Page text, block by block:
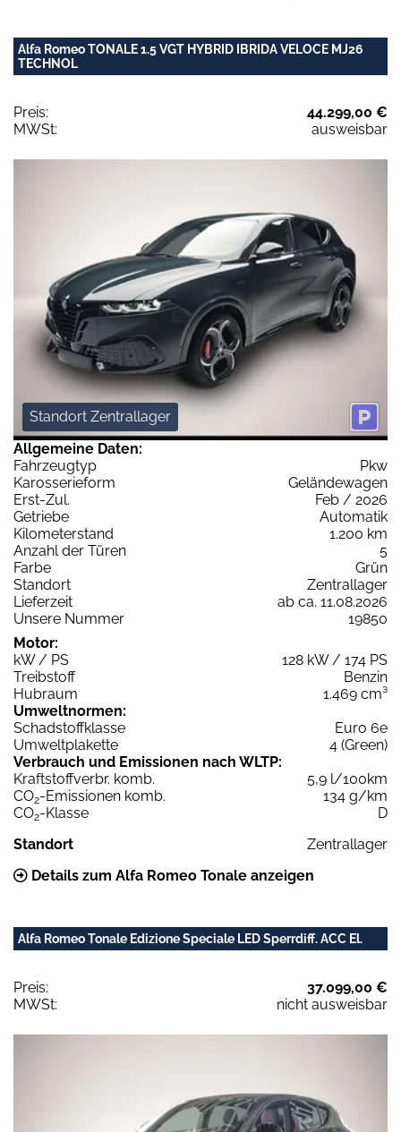
Alfa Romeo TONALE 1.5 VGT HYBRID IBRIDA VELOCE MJ26
TECHNOL
Preis:
44.299,00 €
MWSt:
ausweisbar
Standort Zentrallager
Allgemeine Daten:
Fahrzeugtyp
Pkw
Karosserieform
Geländewagen
Erst-Zul.
Feb / 2026
Getriebe
Automatik
Kilometerstand
1.200 km
Anzahl der Türen
5
Farbe
Grün
Standort
Zentrallager
Lieferzeit
ab ca. 11.08.2026
Unsere Nummer
19850
Motor:
kW / PS
128 kW / 174 PS
Treibstoff
Benzin
Hubraum
1.469 cm³
Umweltnormen:
Schadstoffklasse
Euro 6e
Umweltplakette
4 (Green)
Verbrauch und Emissionen nach WLTP:
Kraftstoffverbr. komb.
5,9 l/100km
CO2-Emissionen komb.
134 g/km
CO2-Klasse
D
Standort
Zentrallager
Details zum Alfa Romeo Tonale anzeigen
Alfa Romeo Tonale Edizione Speciale LED Sperrdiff. ACC El.
Preis:
37.099,00 €
MWSt:
nicht ausweisbar